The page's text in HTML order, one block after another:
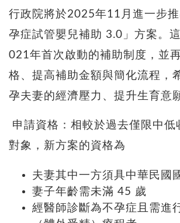
行政院將於2025年11月進一步
孕症試管嬰兒補助 3.0」方案。
021年首次啟動的補助制度，並
格、提高補助金額與簡化流程，
孕夫妻的經濟壓力、提升生育意
申請資格：相較於過去僅限中低
對象，新方案的資格為
夫妻其中一方須具中華民國
妻子年齡需未滿 45 歲
經醫師診斷為不孕症且需進